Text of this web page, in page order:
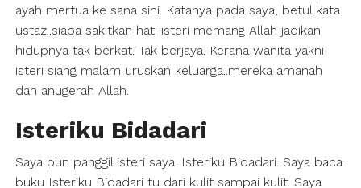
ayah mertua ke sana sini. Katanya pada saya, betul kata
ustaz..siapa sakitkan hati isteri memang Allah jadikan
hidupnya tak berkat. Tak berjaya. Kerana wanita yakni
isteri siang malam uruskan keluarga..mereka amanah
dan anugerah Allah.
Isteriku Bidadari
Saya pun panggil isteri saya. Isteriku Bidadari. Saya baca
buku Isteriku Bidadari tu dari kulit sampai kulit. Saya